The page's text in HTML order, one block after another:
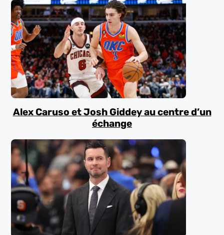
Alex Caruso et Josh Giddey au centre d’un
échange